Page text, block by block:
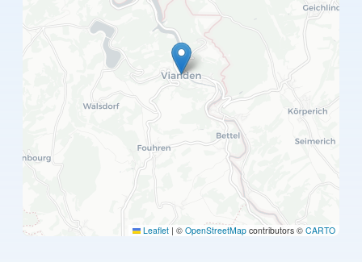
Leaflet | © OpenStreetMap contributors © CARTO